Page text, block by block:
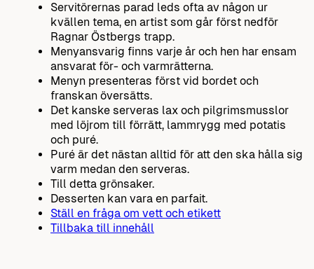
Servitörernas parad leds ofta av någon ur
kvällen tema, en artist som går först nedför
Ragnar Östbergs trapp.
Menyansvarig finns varje år och hen har ensam
ansvarat för- och varmrätterna.
Menyn presenteras först vid bordet och
franskan översätts.
Det kanske serveras lax och pilgrimsmusslor
med löjrom till förrätt, lammrygg med potatis
och puré.
Puré är det nästan alltid för att den ska hålla sig
varm medan den serveras.
Till detta grönsaker.
Desserten kan vara en parfait.
Ställ en fråga om vett och etikett
Tillbaka till innehåll